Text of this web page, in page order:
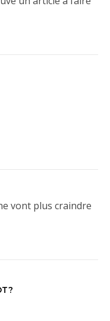
vont plus craindre